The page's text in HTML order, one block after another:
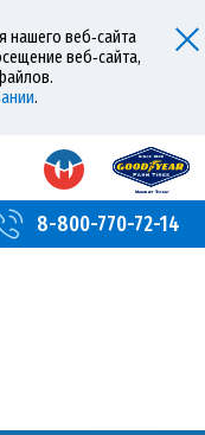
нашего веб‑сайта
веб‑сайта,
.
8-800-770-72-14